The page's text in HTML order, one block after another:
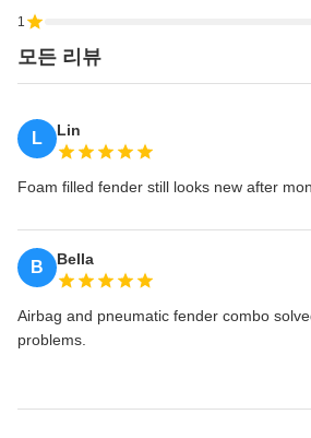
1
모든 리뷰
L Lin
Foam filled fender still looks new after
B Bella
Airbag and pneumatic fender combo
problems.